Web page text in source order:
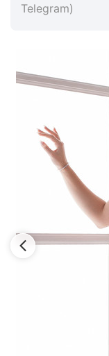
Telegram)